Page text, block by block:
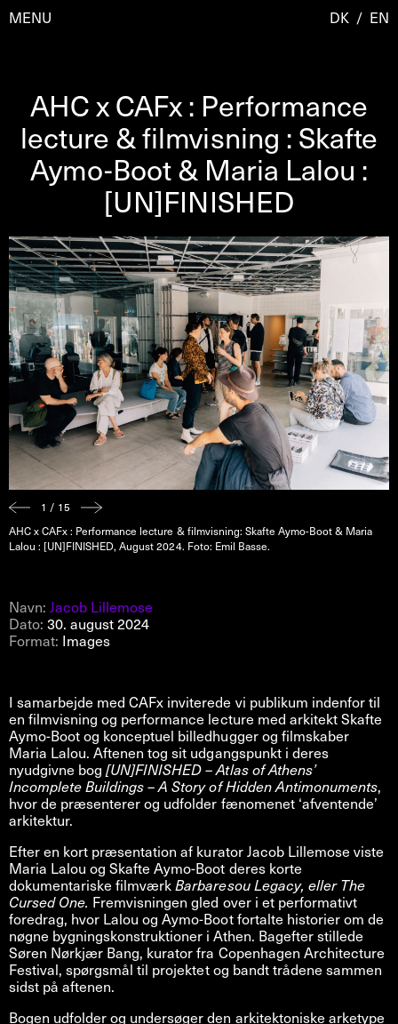
MENU
Besøg
Kalender
Room Room
AHC Channel
Programmer
Residencies & Studios
Artistic Research
Public Programmes
Om
Om AHC
Profiler
Presse
AHC Channel Søg
DK / EN
AHC x CAFx : Performance
lecture & filmvisning : Skafte
Aymo-Boot & Maria Lalou :
[UN]FINISHED
1 / 15
AHC x CAFx : Performance lecture & filmvisning: Skafte Aymo-Boot & Maria
Lalou : [UN]FINISHED, August 2024. Foto: Emil Basse.
Navn:Jacob Lillemose
Dato:30. august 2024
Format: Images
I samarbejde med CAFx inviterede vi publikum indenfor til
en filmvisning og performance lecture med arkitekt Skafte
Aymo-Boot og konceptuel billedhugger og filmskaber
Maria Lalou. Aftenen tog sit udgangspunkt i deres
nyudgivne bog[UN]FINISHED – Atlas of Athens’
Incomplete Buildings – A Story of Hidden Antimonuments,
hvor de præsenterer og udfolder fænomenet ‘afventende’
arkitektur.
Efter en kort præsentation af kurator Jacob Lillemose viste
Maria Lalou og Skafte Aymo-Boot deres korte
dokumentariske filmværkBarbaresou Legacy, eller The
Cursed One. Fremvisningen gled over i et performativt
foredrag, hvor Lalou og Aymo-Boot fortalte historier om de
nøgne bygningskonstruktioner i Athen. Bagefter stillede
Søren Nørkjær Bang, kurator fra Copenhagen Architecture
Festival, spørgsmål til projektet og bandt trådene sammen
sidst på aftenen.
Bogen udfolder og undersøger den arkitektoniske arketype